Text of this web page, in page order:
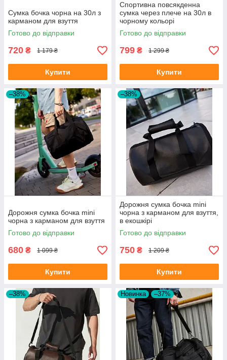
Сумка бочка чорна на 30л з
карманом для взуття
Готово до відправки
720 ₴ 1 179 ₴
Купити
Cпортивна повсякденна
сумка через плече на 30л в
чорному кольорі
Готово до відправки
799 ₴ 1 299 ₴
Купити
–38%
Дорожня сумка бочка mini
чорна з карманом для взуття
Готово до відправки
680 ₴ 1 099 ₴
Купити
–38%
Дорожня сумка бочка mini
чорна з карманом для взуття,
в екошкірі
Готово до відправки
750 ₴ 1 209 ₴
Купити
–38% Новинка –37%